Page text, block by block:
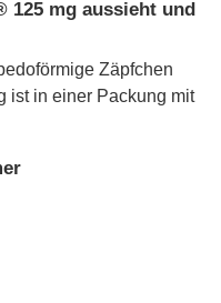
125 mg aussieht und
Zäpfchen
ist in einer Packung mit